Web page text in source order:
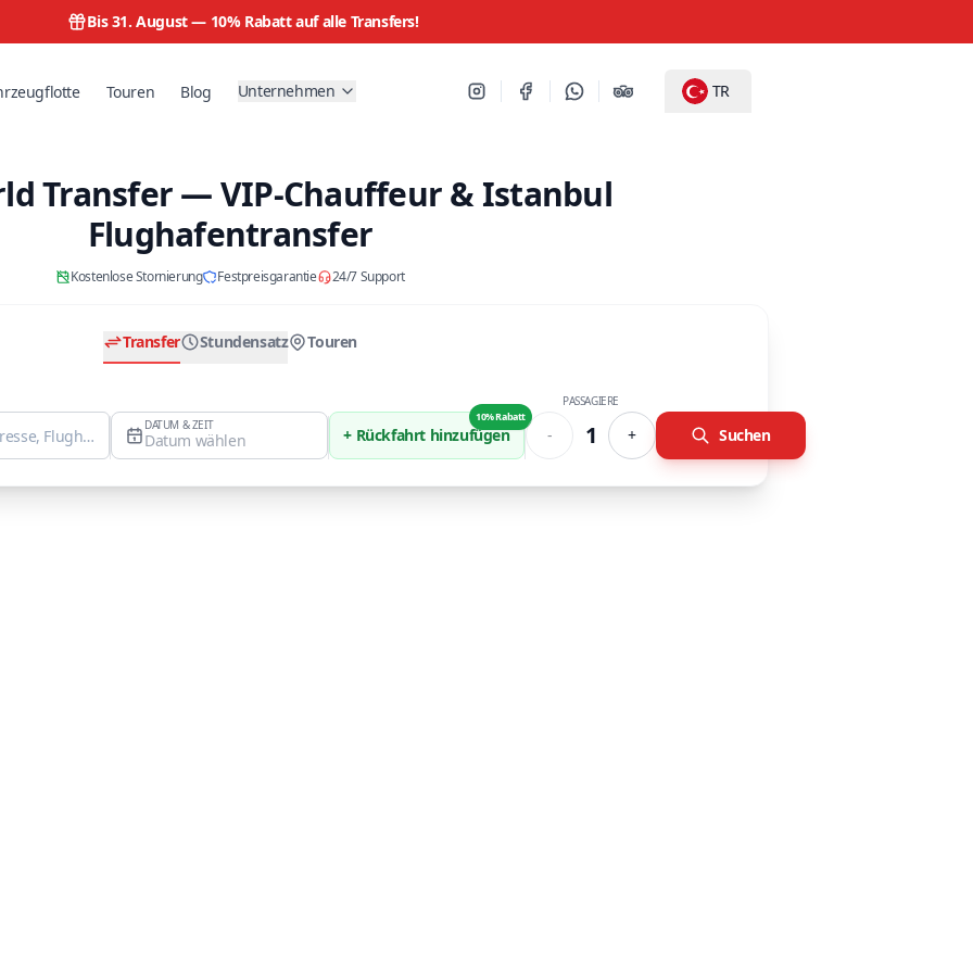
Bis 31. August — 10% Rabatt auf alle Transfers!
Touren Blog Unternehmen TR
Transfer — VIP-Chauffeur & Istanbul
Flughafentransfer
Kostenlose Stornierung Festpreisgarantie 24/7 Support
Transfer Stundensatz Touren
DATUM & ZEIT
Datum wählen + Rückfahrt hinzufügen
10% Rabatt
PASSAGIERE
- 1 + Suchen